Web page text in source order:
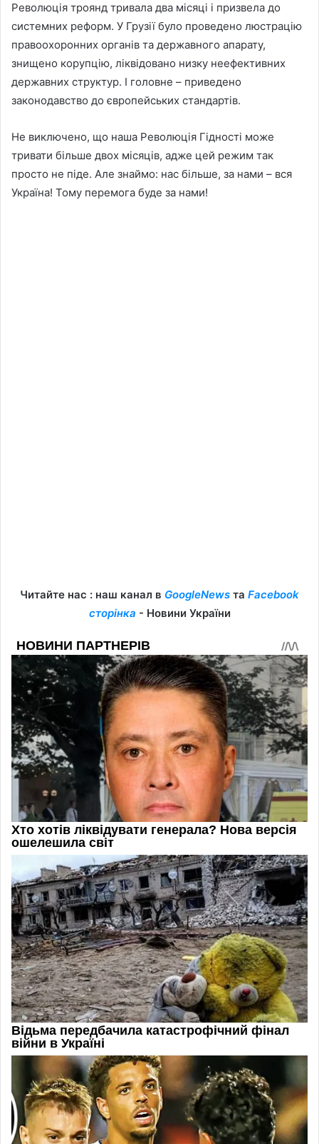
Революція троянд тривала два місяці і призвела до
системних реформ. У Грузії було проведено люстрацію
правоохоронних органів та державного апарату,
знищено корупцію, ліквідовано низку неефективних
державних структур. І головне – приведено
законодавство до європейських стандартів.
Не виключено, що наша Революція Гідності може
тривати більше двох місяців, адже цей режим так
просто не піде. Але знаймо: нас більше, за нами – вся
Україна! Тому перемога буде за нами!
Читайте нас : наш канал в GoogleNews та Facebook
сторінка - Новини України